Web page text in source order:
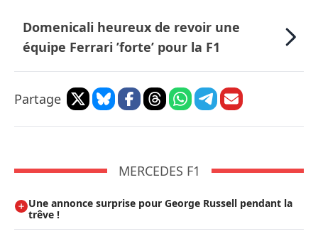
Domenicali heureux de revoir une
équipe Ferrari ’forte’ pour la F1
Partage
MERCEDES F1
Une annonce surprise pour George Russell pendant la
trêve !